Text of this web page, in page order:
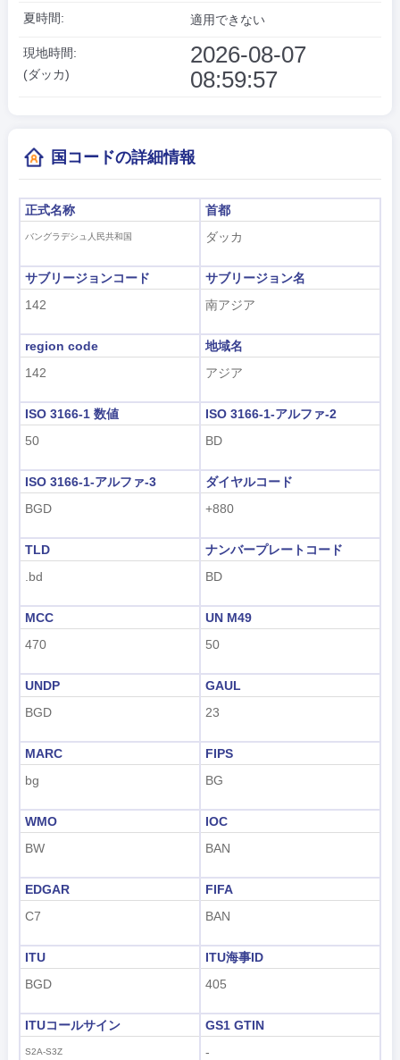
夏時間: 適用できない
現地時間:
(ダッカ)
2026-08-07
08:59:58
国コードの詳細情報
正式名称
バングラデシュ人民共和国
首都
ダッカ
サブリージョンコード
142
サブリージョン名
南アジア
region code
142
地域名
アジア
ISO 3166-1 数値
50
ISO 3166-1-アルファ-2
BD
ISO 3166-1-アルファ-3
BGD
ダイヤルコード
+880
TLD
.bd
ナンバープレートコード
BD
MCC
470
UN M49
50
UNDP
BGD
GAUL
23
MARC
bg
FIPS
BG
WMO
BW
IOC
BAN
EDGAR
C7
FIFA
BAN
ITU
BGD
ITU海事ID
405
ITUコールサイン
S2A-S3Z
GS1 GTIN
-